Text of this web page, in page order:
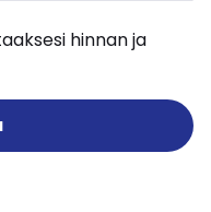
hinnan ja